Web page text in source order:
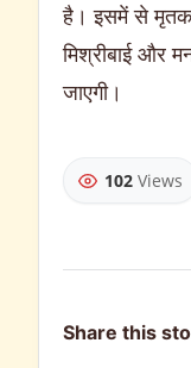
है। इसमें से मृतक
मिश्रीबाई और
जाएगी।
102 Views
Share this